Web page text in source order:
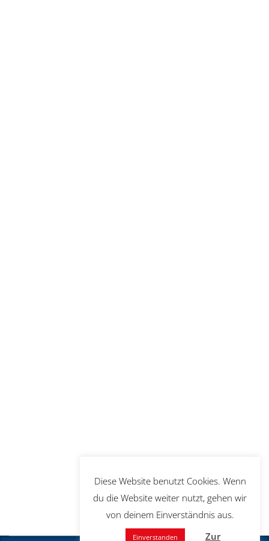
Diese Website benutzt Cookies. Wenn
du die Website weiter nutzt, gehen wir
von deinem Einverständnis aus.
Einverstanden Zur